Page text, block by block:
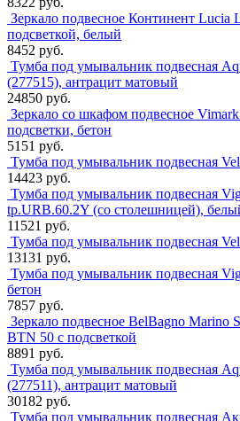
Зеркало подвесное Континент
подсветкой, белый
8452 руб.
Тумба под умывальник подвесная
(277515), антрацит матовый
24850 руб.
Зеркало со шкафом подвесное
подсветки, бетон
5151 руб.
Тумба под умывальник подвесная
14423 руб.
Тумба под умывальник подвесная
tp.URB.60.2Y (со столешницей),
11521 руб.
Тумба под умывальник подвесная
13131 руб.
Тумба под умывальник подвесная
бетон
7857 руб.
Зеркало подвесное BelBagno
BTN 50 с подсветкой
8891 руб.
Тумба под умывальник подвесная
(277511), антрацит матовый
30182 руб.
Тумба под умывальник подвесная